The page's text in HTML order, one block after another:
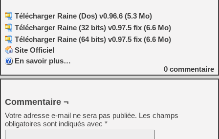
Télécharger Raine (Dos) v0.96.6 (5.3 Mo)
Télécharger Raine (32 bits) v0.97.5 fix (6.6 Mo)
Télécharger Raine (64 bits) v0.97.5 fix (6.6 Mo)
Site Officiel
En savoir plus…
0 commentaire
Commentaire ¬
Votre adresse e-mail ne sera pas publiée. Les champs
obligatoires sont indiqués avec *